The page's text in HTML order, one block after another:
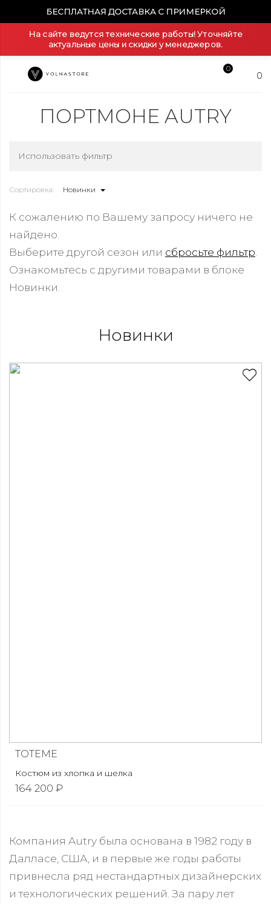
БЕСПЛАТНАЯ ДОСТАВКА С ПРИМЕРКОЙ
На сайте ведутся технические работы! Уточняйте
актуальные цены и скидки у менеджеров.
0
0
ПОРТМОНЕ AUTRY
Использовать фильтр
Сортировка: Новинки
К сожалению по Вашему запросу ничего не
найдено.
Выберите другой сезон или сбросьте фильтр
Ознакомьтесь с другими товарами в блоке
Новинки.
Новинки
TOTEME
Костюм из хлопка и шелка
164 200 ₽
Компания Autry была основана в 1982 году в
Далласе, США, и в первые же годы работы
привнесла ряд нестандартных дизайнерских
и технологических решений. За пару лет